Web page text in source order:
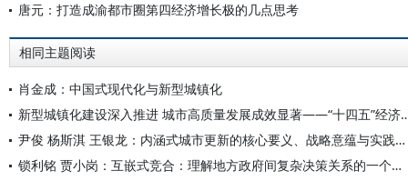
唐元：打造成渝都市圈第四经济增长极的几点思考
相同主题阅读
肖金成：中国式现代化与新型城镇化
新型城镇化建设深入推进 城市高质量
尹俊 杨斯淇 王银龙：内涵式城市更新的核心要义、战略意蕴与实践进路
锁利铭 贾小岗：互嵌式竞合：理解地方政府间复杂决策关系的一个新视角